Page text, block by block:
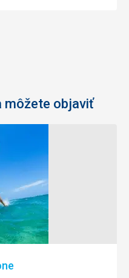
môžete objaviť